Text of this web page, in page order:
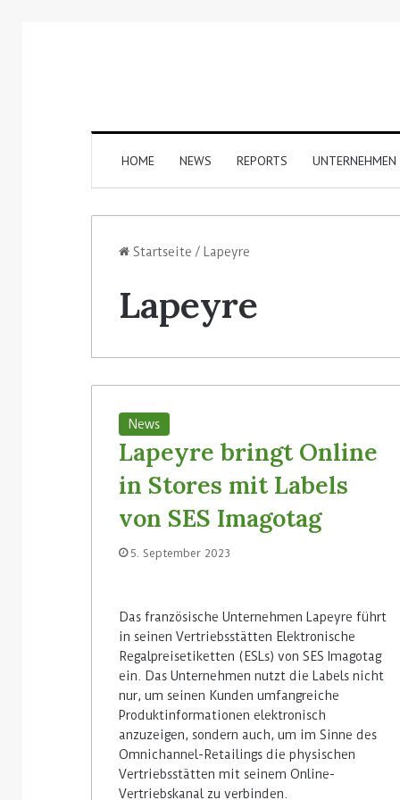
HOME NEWS REPORTS UNTERNEHMEN
Startseite / Lapeyre
Lapeyre
News
Lapeyre bringt Online
in Stores mit Labels
von SES Imagotag
5. September 2023
Das französische Unternehmen Lapeyre führt
in seinen Vertriebsstätten Elektronische
Regalpreisetiketten (ESLs) von SES Imagotag
ein. Das Unternehmen nutzt die Labels nicht
nur, um seinen Kunden umfangreiche
Produktinformationen elektronisch
anzuzeigen, sondern auch, um im Sinne des
Omnichannel-Retailings die physischen
Vertriebsstätten mit seinem Online-
Vertriebskanal zu verbinden.